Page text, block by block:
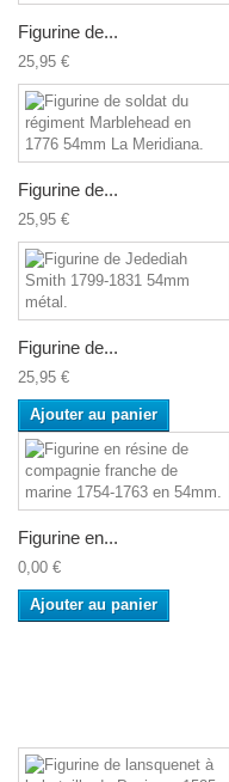
Figurine de...
25,95 €
Figurine de...
25,95 €
Figurine de...
25,95 €
Ajouter au panier
Figurine en...
0,00 €
Ajouter au panier